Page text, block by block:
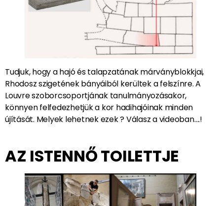
Tudjuk, hogy a hajó és talapzatának márványblokkjai,
Rhodosz szigetének bányáiból kerültek a felszínre. A
Louvre szoborcsoportjának tanulmányozásakor,
könnyen felfedezhetjük a kor hadihajóinak minden
újítását. Melyek lehetnek ezek ? Válasz a videoban….!
AZ ISTENNŐ TOILETTJE